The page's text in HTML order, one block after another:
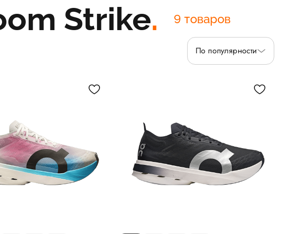
Strike 9 товаров
По популярности